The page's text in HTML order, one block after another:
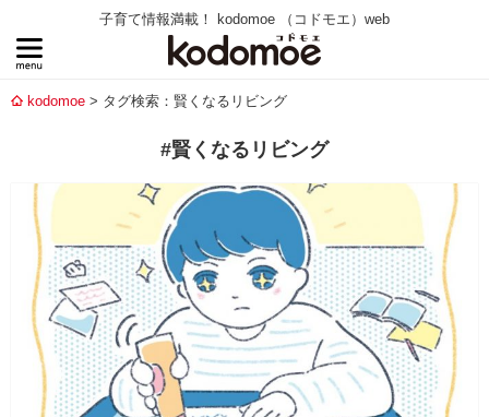
子育て情報満載！ kodomoe （コドモエ）web
kodomoe タグ検索：賢くなるリビング
#賢くなるリビング